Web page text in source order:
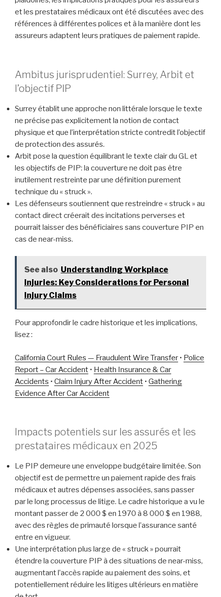
et les prestataires médicaux ont été discutées avec des
références à différentes polices et à la manière dont les
assureurs adaptent leurs pratiques de paiement rapide.
Ambitus jurisprudentiel: Surrey, Arbit et
l’objectif PIP
Surrey établit une approche non littérale lorsque le texte
ne précise pas explicitement la notion de contact
physique et que l’interprétation stricte contredit l’objectif
de protection des assurés.
Arbit pose la question équilibrant le texte clair du GL et
les objectifs de PIP: la couverture ne doit pas être
inutilement restreinte par une définition purement
technique du « struck ».
Les défenseurs soutiennent que restreindre « struck » au
contact direct créerait des incitations perverses et
pourrait laisser des bénéficiaires sans couverture PIP en
cas de near-miss.
See also Understanding Workplace
Injuries: Key Considerations for Personal
Injury Claims
Pour approfondir le cadre historique et les implications,
lisez :
California Court Rules — Fraudulent Wire Transfer • Police
Report – Car Accident • Health Insurance & Car
Accidents • Claim Injury After Accident • Gathering
Evidence After Car Accident
Impacts potentiels sur les assurés et les
prestataires médicaux en 2025
Le PIP demeure une enveloppe budgétaire limitée. Son
objectif est de permettre un paiement rapide des frais
médicaux et autres dépenses associées, sans passer
par le long processus de litige. Le cadre historique a vu le
montant passer de 2 000 $ en 1970 à 8 000 $ en 1988,
avec des règles de primauté lorsque l’assurance santé
entre en vigueur.
Une interprétation plus large de « struck » pourrait
étendre la couverture PIP à des situations de near-miss,
augmentant l’accès rapide au paiement des soins, et
potentiellement réduire les litiges ultérieurs en matière